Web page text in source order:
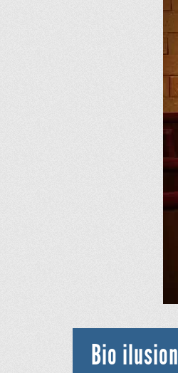
Bio ilusion